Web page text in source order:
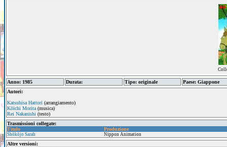
Anno: 1985 Durata: Tipo: originale
Paese: Giappone
Autori:
Katsuhisa Hattori (arrangiamento)
Kōichi Morita (musica)
Rei Nakanishi (testo)
Trasmissioni collegate:
Titolo
Produzione
Shōkōjo Sarah Nippon Animation
Altre versioni: